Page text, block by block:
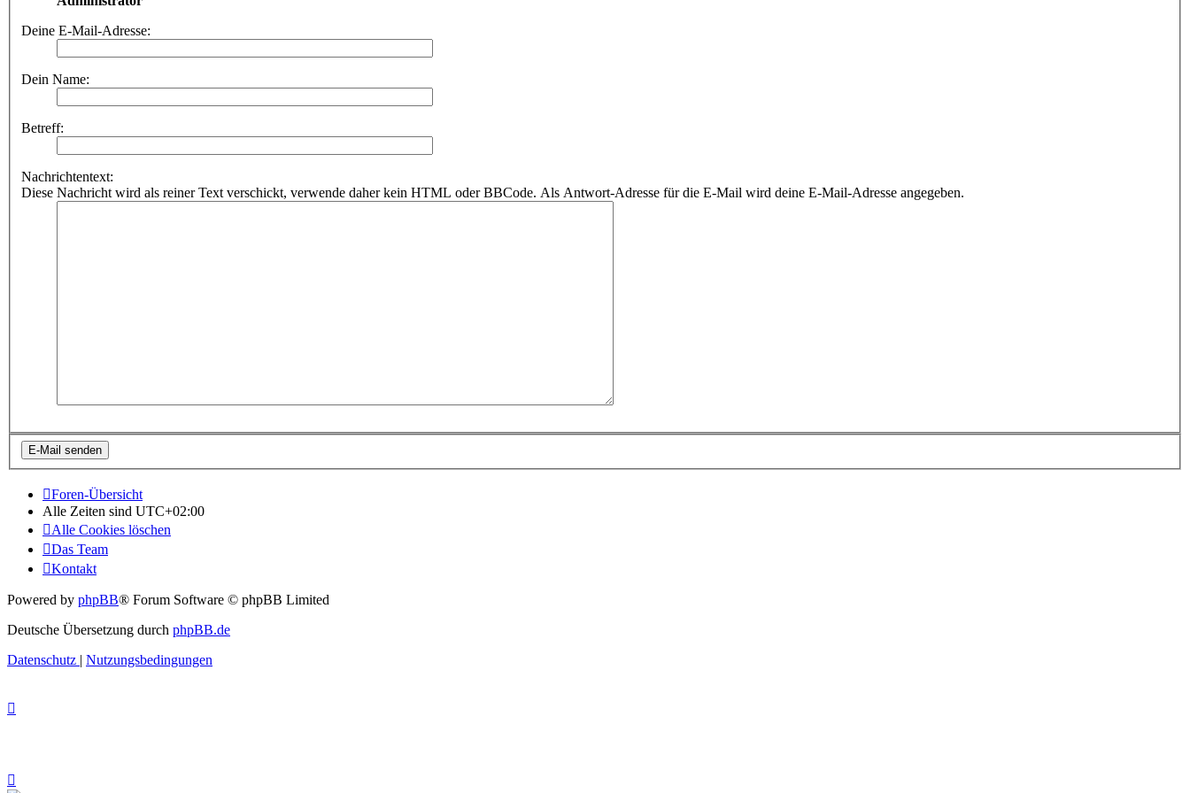
Deine E-Mail-Adresse:
Dein Name:
Betreff:
Nachrichtentext:
Diese Nachricht wird als reiner Text verschickt, verwende daher kein HTML oder BBCode. Als Antwort-Adresse für die E-Mail wird deine E-Mail-Adresse angegeben.
Foren-Übersicht
Alle Zeiten sind UTC+02:00
Alle Cookies löschen
Das Team
Kontakt
Powered by phpBB® Forum Software © phpBB Limited
Deutsche Übersetzung durch phpBB.de
Datenschutz | Nutzungsbedingungen